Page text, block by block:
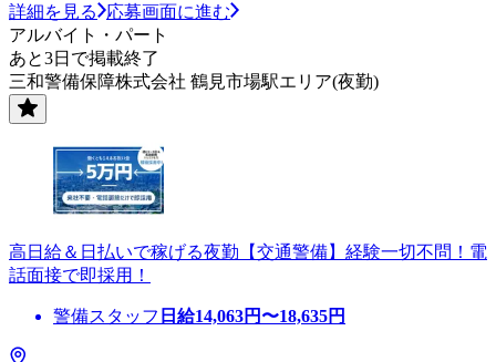
詳細を見る
応募画面に進む
アルバイト・パート
あと3日で掲載終了
三和警備保障株式会社 鶴見市場駅エリア(夜勤)
高日給＆日払いで稼げる夜勤【交通警備】経験一切不問！電
話面接で即採用！
警備スタッフ 日給14,063円〜18,635円